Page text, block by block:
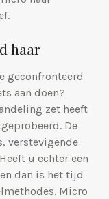
haar
geconfronteerd
aan doen?
zet heeft
De
verstevigende
u echter een
dan is het tijd
Micro